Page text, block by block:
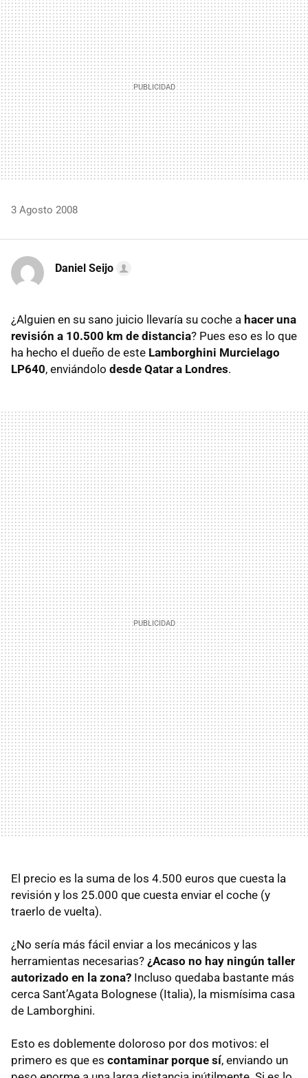
MAIL
3 Agosto 2008
Daniel Seijo
¿Alguien en su sano juicio llevaría su coche a hacer una
revisión a 10.500 km de distancia? Pues eso es lo que
ha hecho el dueño de este Lamborghini Murcielago
LP640, enviándolo desde Qatar a Londres.
El precio es la suma de los 4.500 euros que cuesta la
revisión y los 25.000 que cuesta enviar el coche (y
traerlo de vuelta).
¿No sería más fácil enviar a los mecánicos y las
herramientas necesarias? ¿Acaso no hay ningún taller
autorizado en la zona? Incluso quedaba bastante más
cerca Sant’Agata Bolognese (Italia), la mismísima casa
de Lamborghini.
Esto es doblemente doloroso por dos motivos: el
primero es que es contaminar porque sí, enviando un